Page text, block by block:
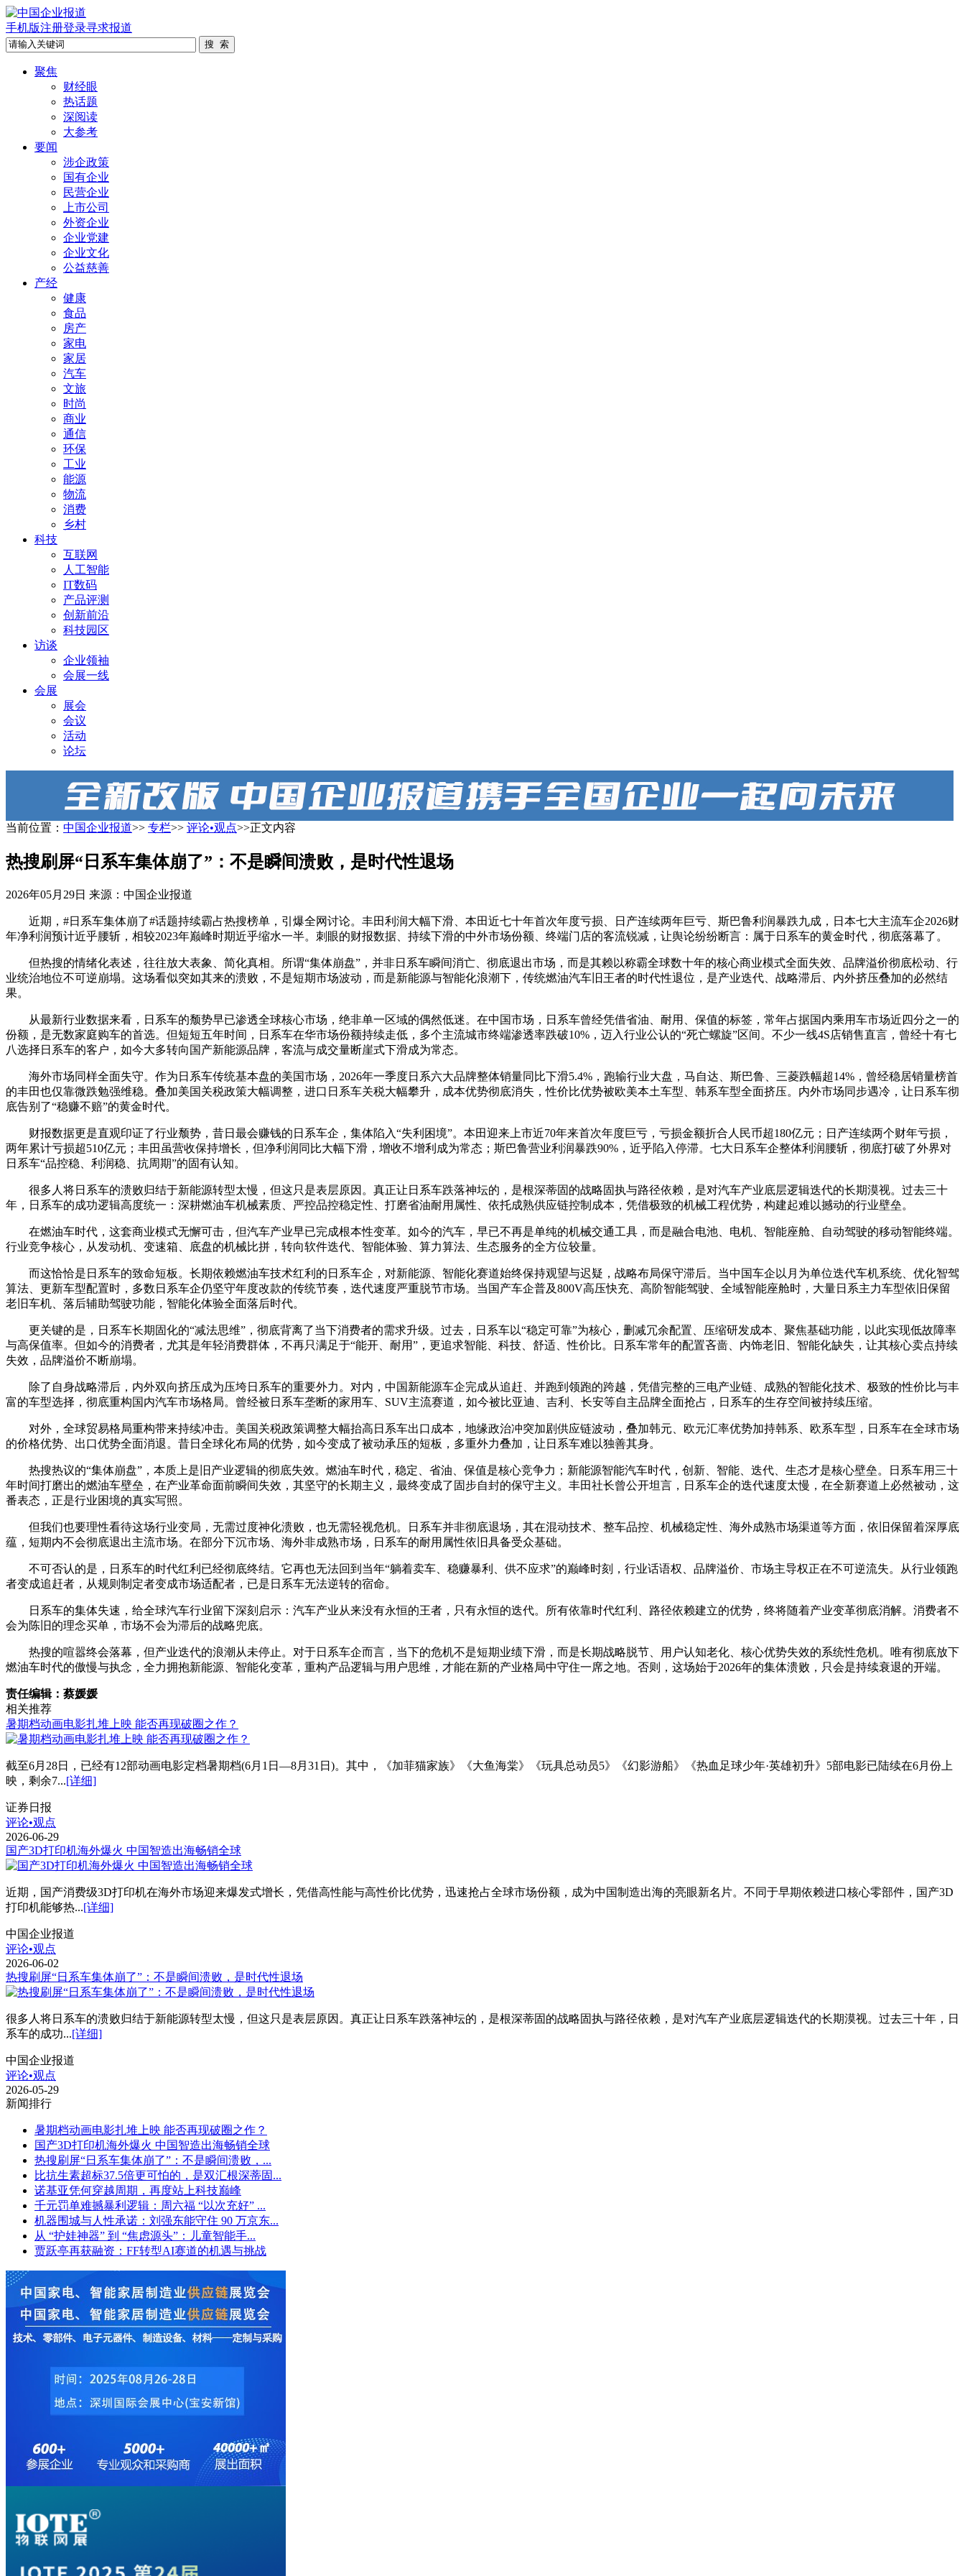
手机版注册登录寻求报道
聚焦
财经眼
热话题
深阅读
大参考
要闻
涉企政策
国有企业
民营企业
上市公司
外资企业
企业党建
企业文化
公益慈善
产经
健康
食品
房产
家电
家居
汽车
文旅
时尚
商业
通信
环保
工业
能源
物流
消费
乡村
科技
互联网
人工智能
IT数码
产品评测
创新前沿
科技园区
访谈
企业领袖
会展一线
会展
展会
会议
活动
论坛
当前位置： 中国企业报道>> 专栏>> 评论•观点>>正文内容
热搜刷屏“日系车集体崩了”：不是瞬间溃败，是时代性退场
2026年05月29日 来源：中国企业报道
近期，#日系车集体崩了#话题持续霸占热搜榜单，引爆全网讨论。丰田利润大幅下滑、本田近七十年首次年度亏损、日产连续两年巨亏、斯巴鲁利润暴跌九成，日本七大主流车企2026财
年净利润预计近乎腰斩，相较2023年巅峰时期近乎缩水一半。刺眼的财报数据、持续下滑的中外市场份额、终端门店的客流锐减，让舆论纷纷断言：属于日系车的黄金时代，彻底落幕了。
但热搜的情绪化表述，往往放大表象、简化真相。所谓“集体崩盘”，并非日系车瞬间消亡、彻底退出市场，而是其赖以称霸全球数十年的核心商业模式全面失效、品牌溢价彻底松动、行
业统治地位不可逆崩塌。这场看似突如其来的溃败，不是短期市场波动，而是新能源与智能化浪潮下，传统燃油汽车旧王者的时代性退位，是产业迭代、战略滞后、内外挤压叠加的必然结
果。
从最新行业数据来看，日系车的颓势早已渗透全球核心市场，绝非单一区域的偶然低迷。在中国市场，日系车曾经凭借省油、耐用、保值的标签，常年占据国内乘用车市场近四分之一的
份额，是无数家庭购车的首选。但短短五年时间，日系车在华市场份额持续走低，多个主流城市终端渗透率跌破10%，迈入行业公认的“死亡螺旋”区间。不少一线4S店销售直言，曾经十有七
八选择日系车的客户，如今大多转向国产新能源品牌，客流与成交量断崖式下滑成为常态。
海外市场同样全面失守。作为日系车传统基本盘的美国市场，2026年一季度日系六大品牌整体销量同比下滑5.4%，跑输行业大盘，马自达、斯巴鲁、三菱跌幅超14%，曾经稳居销量榜首
的丰田也仅靠微跌勉强维稳。叠加美国关税政策大幅调整，进口日系车关税大幅攀升，成本优势彻底消失，性价比优势被欧美本土车型、韩系车型全面挤压。内外市场同步遇冷，让日系车彻
底告别了“稳赚不赔”的黄金时代。
财报数据更是直观印证了行业颓势，昔日最会赚钱的日系车企，集体陷入“失利困境”。本田迎来上市近70年来首次年度巨亏，亏损金额折合人民币超180亿元；日产连续两个财年亏损，
两年累计亏损超510亿元；丰田虽营收保持增长，但净利润同比大幅下滑，增收不增利成为常态；斯巴鲁营业利润暴跌90%，近乎陷入停滞。七大日系车企整体利润腰斩，彻底打破了外界对
日系车“品控稳、利润稳、抗周期”的固有认知。
很多人将日系车的溃败归结于新能源转型太慢，但这只是表层原因。真正让日系车跌落神坛的，是根深蒂固的战略固执与路径依赖，是对汽车产业底层逻辑迭代的长期漠视。过去三十
年，日系车的成功逻辑高度统一：深耕燃油车机械素质、严控品控稳定性、打磨省油耐用属性、依托成熟供应链控制成本，凭借极致的机械工程优势，构建起难以撼动的行业壁垒。
在燃油车时代，这套商业模式无懈可击，但汽车产业早已完成根本性变革。如今的汽车，早已不再是单纯的机械交通工具，而是融合电池、电机、智能座舱、自动驾驶的移动智能终端。
行业竞争核心，从发动机、变速箱、底盘的机械比拼，转向软件迭代、智能体验、算力算法、生态服务的全方位较量。
而这恰恰是日系车的致命短板。长期依赖燃油车技术红利的日系车企，对新能源、智能化赛道始终保持观望与迟疑，战略布局保守滞后。当中国车企以月为单位迭代车机系统、优化智驾
算法、更新车型配置时，多数日系车企仍坚守年度改款的传统节奏，迭代速度严重脱节市场。当国产车企普及800V高压快充、高阶智能驾驶、全域智能座舱时，大量日系主力车型依旧保留
老旧车机、落后辅助驾驶功能，智能化体验全面落后时代。
更关键的是，日系车长期固化的“减法思维”，彻底背离了当下消费者的需求升级。过去，日系车以“稳定可靠”为核心，删减冗余配置、压缩研发成本、聚焦基础功能，以此实现低故障率
与高保值率。但如今的消费者，尤其是年轻消费群体，不再只满足于“能开、耐用”，更追求智能、科技、舒适、性价比。日系车常年的配置吝啬、内饰老旧、智能化缺失，让其核心卖点持续
失效，品牌溢价不断崩塌。
除了自身战略滞后，内外双向挤压成为压垮日系车的重要外力。对内，中国新能源车企完成从追赶、并跑到领跑的跨越，凭借完整的三电产业链、成熟的智能化技术、极致的性价比与丰
富的车型选择，彻底重构国内汽车市场格局。曾经被日系车垄断的家用车、SUV主流赛道，如今被比亚迪、吉利、长安等自主品牌全面抢占，日系车的生存空间被持续压缩。
对外，全球贸易格局重构带来持续冲击。美国关税政策调整大幅抬高日系车出口成本，地缘政治冲突加剧供应链波动，叠加韩元、欧元汇率优势加持韩系、欧系车型，日系车在全球市场
的价格优势、出口优势全面消退。昔日全球化布局的优势，如今变成了被动承压的短板，多重外力叠加，让日系车难以独善其身。
热搜热议的“集体崩盘”，本质上是旧产业逻辑的彻底失效。燃油车时代，稳定、省油、保值是核心竞争力；新能源智能汽车时代，创新、智能、迭代、生态才是核心壁垒。日系车用三十
年时间打磨出的燃油车壁垒，在产业革命面前瞬间失效，其坚守的长期主义，最终变成了固步自封的保守主义。丰田社长曾公开坦言，日系车企的迭代速度太慢，在全新赛道上必然被动，这
番表态，正是行业困境的真实写照。
但我们也要理性看待这场行业变局，无需过度神化溃败，也无需轻视危机。日系车并非彻底退场，其在混动技术、整车品控、机械稳定性、海外成熟市场渠道等方面，依旧保留着深厚底
蕴，短期内不会彻底退出主流市场。在部分下沉市场、海外非成熟市场，日系车的耐用属性依旧具备受众基础。
不可否认的是，日系车的时代红利已经彻底终结。它再也无法回到当年“躺着卖车、稳赚暴利、供不应求”的巅峰时刻，行业话语权、品牌溢价、市场主导权正在不可逆流失。从行业领跑
者变成追赶者，从规则制定者变成市场适配者，已是日系车无法逆转的宿命。
日系车的集体失速，给全球汽车行业留下深刻启示：汽车产业从来没有永恒的王者，只有永恒的迭代。所有依靠时代红利、路径依赖建立的优势，终将随着产业变革彻底消解。消费者不
会为陈旧的理念买单，市场不会为滞后的战略兜底。
热搜的喧嚣终会落幕，但产业迭代的浪潮从未停止。对于日系车企而言，当下的危机不是短期业绩下滑，而是长期战略脱节、用户认知老化、核心优势失效的系统性危机。唯有彻底放下
燃油车时代的傲慢与执念，全力拥抱新能源、智能化变革，重构产品逻辑与用户思维，才能在新的产业格局中守住一席之地。否则，这场始于2026年的集体溃败，只会是持续衰退的开端。
责任编辑：蔡媛媛
相关推荐
暑期档动画电影扎堆上映 能否再现破圈之作？
截至6月28日，已经有12部动画电影定档暑期档(6月1日—8月31日)。其中，《加菲猫家族》《大鱼海棠》《玩具总动员5》《幻影游船》《热血足球少年·英雄初升》5部电影已陆续在6月份上
映，剩余7...[详细]
证券日报
评论•观点
2026-06-29
国产3D打印机海外爆火 中国智造出海畅销全球
近期，国产消费级3D打印机在海外市场迎来爆发式增长，凭借高性能与高性价比优势，迅速抢占全球市场份额，成为中国制造出海的亮眼新名片。不同于早期依赖进口核心零部件，国产3D
打印机能够热...[详细]
中国企业报道
评论•观点
2026-06-02
热搜刷屏“日系车集体崩了”：不是瞬间溃败，是时代性退场
很多人将日系车的溃败归结于新能源转型太慢，但这只是表层原因。真正让日系车跌落神坛的，是根深蒂固的战略固执与路径依赖，是对汽车产业底层逻辑迭代的长期漠视。过去三十年，日
系车的成功...[详细]
中国企业报道
评论•观点
2026-05-29
新闻排行
暑期档动画电影扎堆上映 能否再现破圈之作？
国产3D打印机海外爆火 中国智造出海畅销全球
热搜刷屏“日系车集体崩了”：不是瞬间溃败，...
比抗生素超标37.5倍更可怕的，是双汇根深蒂固...
诺基亚凭何穿越周期，再度站上科技巅峰
千元罚单难撼暴利逻辑：周六福 “以次充好” ...
机器围城与人性承诺：刘强东能守住 90 万京东...
从 “护娃神器” 到 “焦虑源头”：儿童智能手...
贾跃亭再获融资：FF转型AI赛道的机遇与挑战